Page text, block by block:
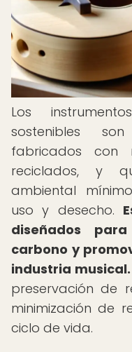
Los
sostenibles
fabricados con
reciclados, y
ambiental
uso y desecho.
diseñados
carbono y
industria musical.
preservación de
minimización de
ciclo de vida.